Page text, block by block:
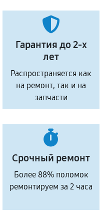
Гарантия до 2-х
лет
Распространяется как
на ремонт, так и на
запчасти
Срочный ремонт
Более 88% поломок
ремонтируем за 2 часа